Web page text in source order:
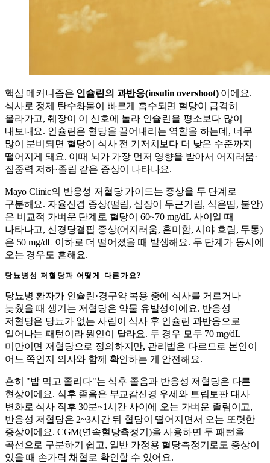
핵심 메커니즘은 인슐린의 과반응(insulin overshoot)이에요.
식사로 정제 탄수화물이 빠르게 흡수되면 혈당이 급격히
올라가고, 췌장이 이 신호에 놀라 인슐린을 평소보다 많이
내보내요. 인슐린은 혈당을 끌어내리는 역할을 하는데, 너무
많이 분비되면 혈당이 식사 전 기저치보다 더 낮은 수준까지
떨어지게 돼요. 이때 뇌가 가장 먼저 영향을 받아서 어지러움·
집중력 저하·졸림 같은 증상이 나타나요.
Mayo Clinic의 반응성 저혈당 가이드는 증상을 두 단계로
구분해요. 자율신경 증상(떨림, 심장이 두근거림, 식은땀, 불안)
은 비교적 가벼운 단계로 혈당이 60~70 mg/dL 사이일 때
나타나고, 신경당결핍 증상(어지러움, 혼미함, 시야 흐림, 두통)
은 50 mg/dL 이하로 더 떨어졌을 때 발생해요. 두 단계가 동시에
오는 경우도 흔해요.
당뇨병성 저혈당과 어떻게 다른가요?
당뇨병 환자가 인슐린·경구약 복용 중에 식사를 거르거나
늦췄을 때 생기는 저혈당은 약물 유발성이에요. 반응성
저혈당은 당뇨가 없는 사람이 식사 후 인슐린 과반응으로
일어나는 패턴이라 원인이 달라요. 두 경우 모두 70 mg/dL
미만이면 저혈당으로 정의하지만, 관리법은 다르므로 본인이
어느 쪽인지 의사와 함께 확인하는 게 안전해요.
흔히 "밥 먹고 졸리다"는 식후 졸음과 반응성 저혈당은 다른
현상이에요. 식후 졸음은 부교감신경 우세와 트립토판 대사
변화로 식사 직후 30분~1시간 사이에 오는 가벼운 졸림이고,
반응성 저혈당은 2~3시간 뒤 혈당이 떨어지면서 오는 또렷한
증상이에요. CGM(연속혈당측정기)을 사용하면 두 패턴을
곡선으로 구분하기 쉽고, 일반 가정용 혈당측정기로도 증상이
있을 때 손가락 채혈로 확인할 수 있어요.